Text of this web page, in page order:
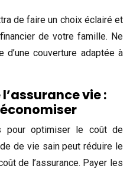
de faire un choix éclairé et
de votre famille. Ne
d’une couverture adaptée à
vie :
pour optimiser le coût de
de vie sain peut réduire le
de l’assurance. Payer les